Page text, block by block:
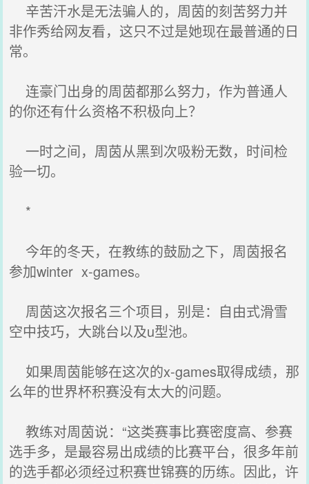
辛苦汗水是无法骗人的，周茵的刻苦努力并
非作秀给网友看，这只不过是她现在最普通的日
常。
连豪门出身的周茵都那么努力，作为普通人
的你还有什么资格不积极向上？
一时之间，周茵从黑到次吸粉无数，时间检
验一切。
*
今年的冬天，在教练的鼓励之下，周茵报名
参加winter x-games。
周茵这次报名三个项目，别是：自由式滑雪
空中技巧，大跳台以及u型池。
如果周茵能够在这次的x-games取得成绩，那
么年的世界杯积赛没有太大的问题。
教练对周茵说：“这类赛事比赛密度高、参赛
选手多，是最容易出成绩的比赛平台，很多年前
的选手都必须经过积赛世锦赛的历练。因此，许